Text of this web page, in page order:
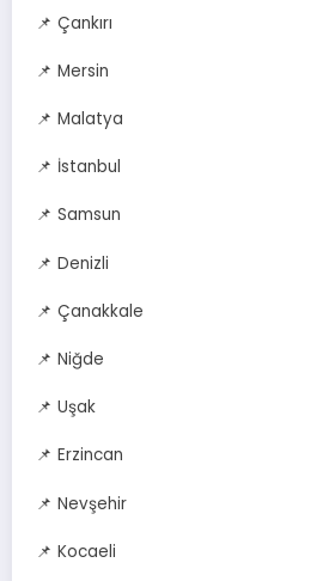
📌 Çankırı
📌 Mersin
📌 Malatya
📌 İstanbul
📌 Samsun
📌 Denizli
📌 Çanakkale
📌 Niğde
📌 Uşak
📌 Erzincan
📌 Nevşehir
📌 Kocaeli